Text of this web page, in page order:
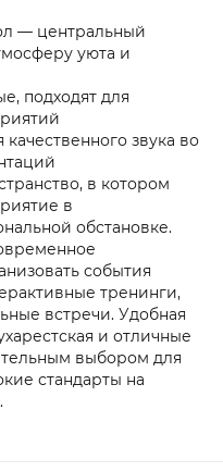
— центральный
уюта и
подходят для
звука во
в котором
в
обстановке.
события
тренинги,
встречи. Удобная
и отличные
выбором для
стандарты на